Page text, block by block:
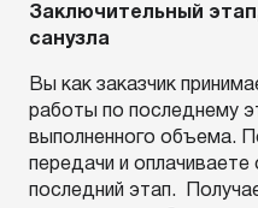
Заключительный
санузла
Вы как заказчик
работы по последнему
выполненного объема.
передачи и
последний этап.